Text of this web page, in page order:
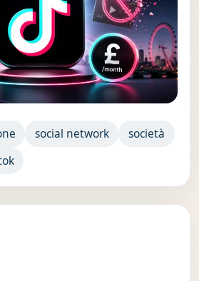
social network
società